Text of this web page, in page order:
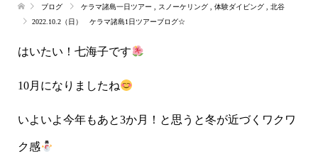
ブログ ケラマ諸島一日ツアー スノーケリング 体験ダイビング
北谷
2022.10.2（日） ケラマ諸島1日ツアーブログ☆
はいたい！七海子です
10月になりましたね
いよいよ今年もあと3か月！と思うと冬が近づくワクワ
ク感